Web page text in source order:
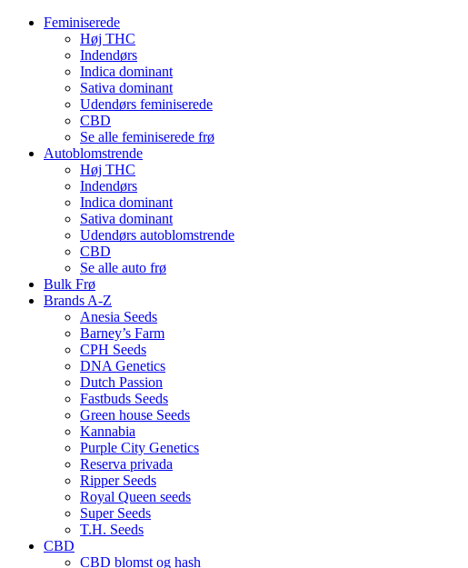
Feminiserede
Høj THC
Indendørs
Indica dominant
Sativa dominant
Udendørs feminiserede
CBD
Se alle feminiserede frø
Autoblomstrende
Høj THC
Indendørs
Indica dominant
Sativa dominant
Udendørs autoblomstrende
CBD
Se alle auto frø
Bulk Frø
Brands A-Z
Anesia Seeds
Barney’s Farm
CPH Seeds
DNA Genetics
Dutch Passion
Fastbuds Seeds
Green house Seeds
Kannabia
Purple City Genetics
Reserva privada
Ripper Seeds
Royal Queen seeds
Super Seeds
T.H. Seeds
CBD
CBD blomst og hash